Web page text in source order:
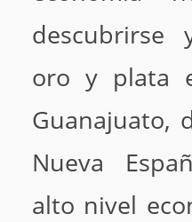
descubrirse
oro y plata
Guanajuato,
Nueva
alto nivel